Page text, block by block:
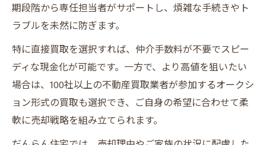
期段階から専任担当者がサポートし、煩雑な手続きやト
ラブルを未然に防ぎます。
特に直接買取を選択すれば、仲介手数料が不要でスピー
ディな現金化が可能です。一方で、より高値を狙いたい
場合は、100社以上の不動産買取業者が参加するオークシ
ョン形式の買取も選択でき、ご自身の希望に合わせて柔
軟に売却戦略を組み立てられます。